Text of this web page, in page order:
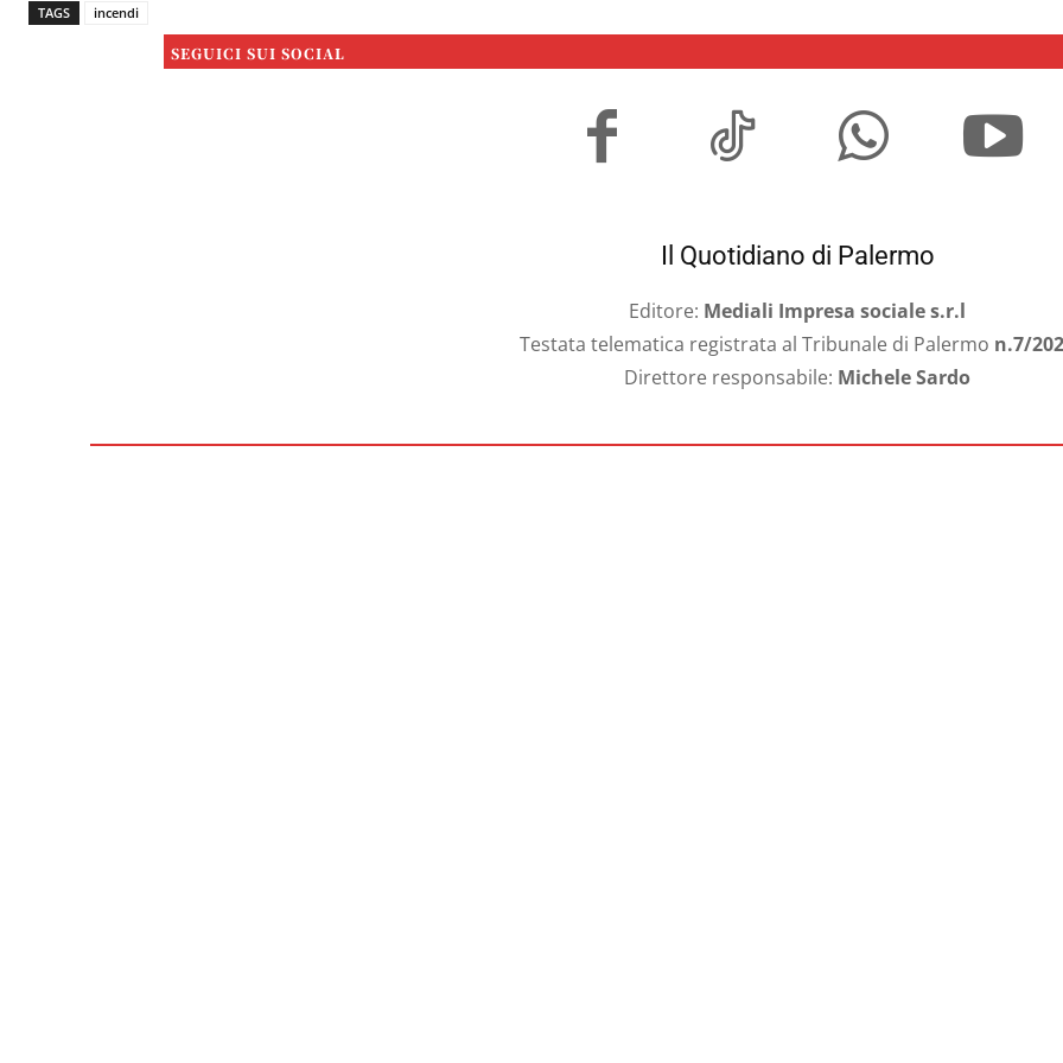
TAGS incendi
SEGUICI SUI SOCIAL
Il Quotidiano di Palermo
Editore: Mediali Impresa sociale s.r.l
Testata telematica registrata al Tribunale di Palermo n.7/
Direttore responsabile: Michele Sardo